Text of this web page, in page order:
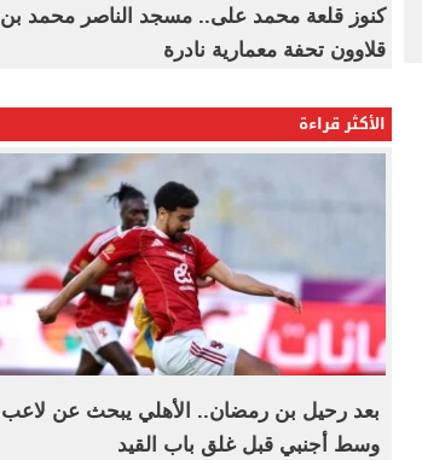
كنوز قلعة محمد على.. مسجد الناصر محمد بن
قلاوون تحفة معمارية نادرة
الأكثر قراءة
بعد رحيل بن رمضان.. الأهلي يبحث عن لاعب
وسط أجنبي قبل غلق باب القيد